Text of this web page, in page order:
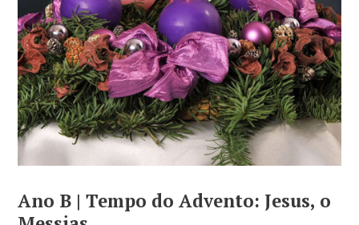
Ano B | Tempo do Advento: Jesus, o